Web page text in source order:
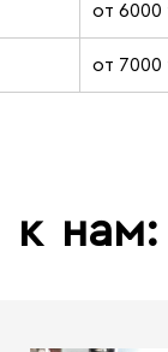
от 6000
от 7000
к нам: